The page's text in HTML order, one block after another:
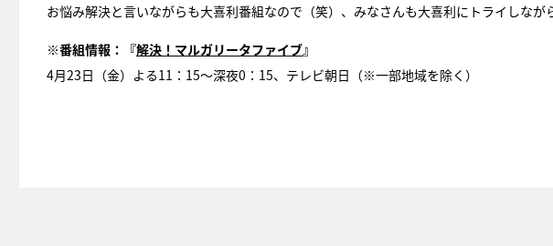
お悩み解決と言いながらも大喜利番組なので（笑）、みなさんも大喜利にトライしなが
※番組情報：『解決！マルガリータファイブ』
4月23日（金）よる11：15～深夜0：15、テレビ朝日（※一部地域を除く）